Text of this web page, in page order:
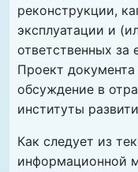
реконструкции,
эксплуатации и
ответственных за
Проект
обсуждение в
институты
Как следует из
информационной